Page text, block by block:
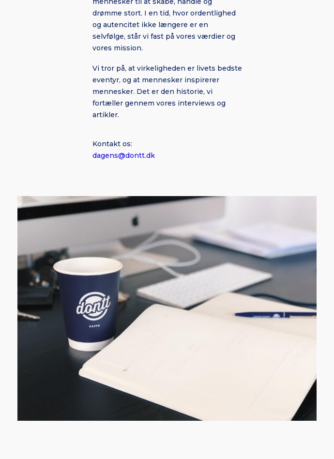
drømme stort. I en tid, hvor ordentlighed
og autencitet ikke længere er en
selvfølge, står vi fast på vores værdier og
vores mission.
Vi tror på, at virkeligheden er livets bedste
eventyr, og at mennesker inspirerer
mennesker. Det er den historie, vi
fortæller gennem vores interviews og
artikler.
Kontakt os:
dagens@dontt.dk